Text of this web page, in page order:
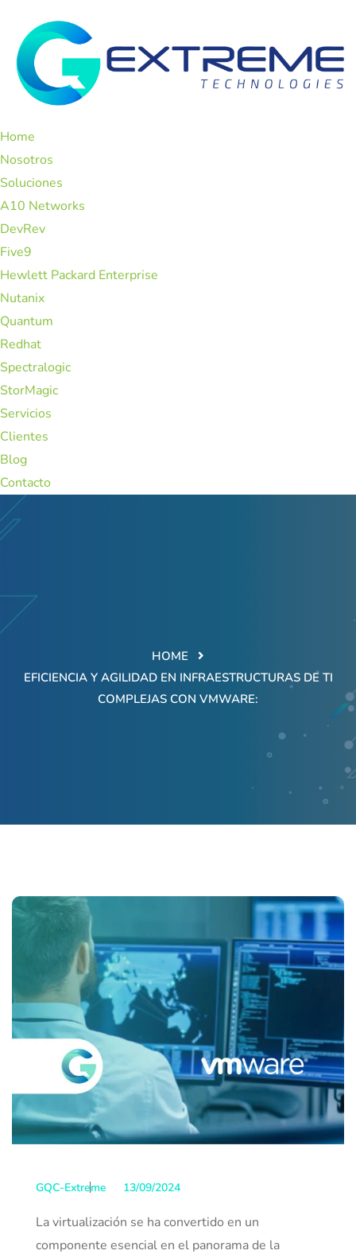
Home
Nosotros
Soluciones
A10 Networks
DevRev
Five9
Hewlett Packard Enterprise
Nutanix
Quantum
Redhat
Spectralogic
StorMagic
Servicios
Clientes
Blog
Contacto
HOME
EFICIENCIA Y AGILIDAD EN INFRAESTRUCTURAS DE TI
COMPLEJAS CON VMWARE:
GQC-Extreme 13/09/2024
La virtualización se ha convertido en un
componente esencial en el panorama de la